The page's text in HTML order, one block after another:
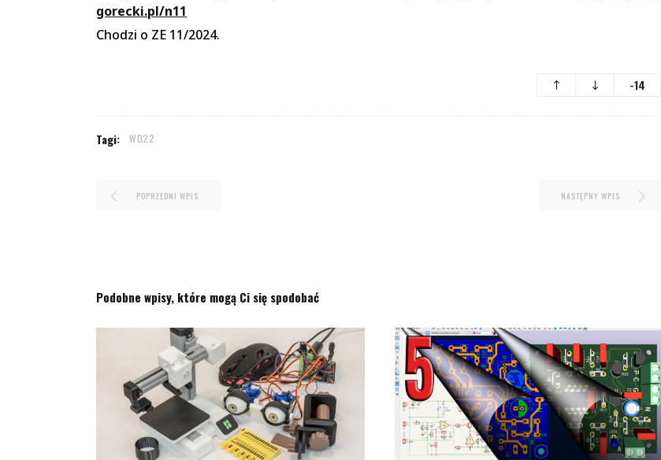
gorecki.pl/n11
Chodzi o ZE 11/2024.
-14
Tagi: W022
POPRZEDNI WPIS NASTĘPNY WPIS
Podobne wpisy, które mogą Ci się spodobać